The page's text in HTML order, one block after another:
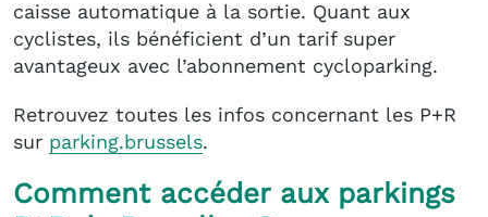
caisse automatique à la sortie. Quant aux
cyclistes, ils bénéficient d’un tarif super
avantageux avec l’abonnement cycloparking.
Retrouvez toutes les infos concernant les P+R
sur parking.brussels.
Comment accéder aux parkings